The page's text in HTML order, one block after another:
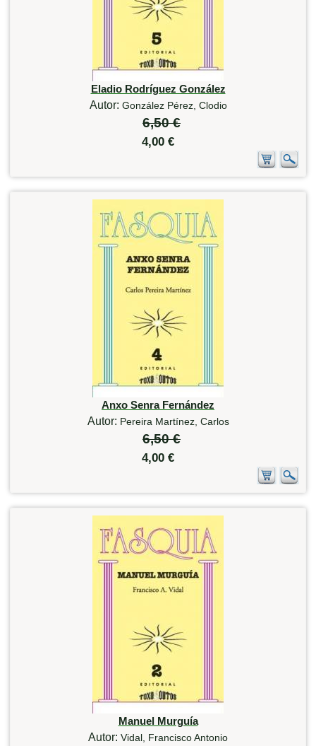
Eladio Rodríguez González
Autor: González Pérez, Clodio
6,50 €
4,00 €
Anxo Senra Fernández
Autor: Pereira Martínez, Carlos
6,50 €
4,00 €
Manuel Murguía
Autor: Vidal, Francisco Antonio